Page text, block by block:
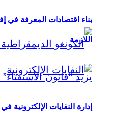
بناء اقتصادات المعرفة في
اللازمة
إدارة النفايات